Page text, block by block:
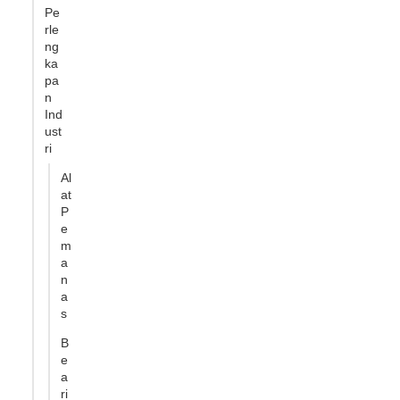
Pe
rle
ng
ka
pa
n
Ind
ust
ri
Al
at
P
e
m
a
n
a
s
B
e
a
ri